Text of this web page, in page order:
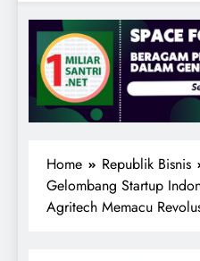
Home
Republik Bisnis
Gelombang Startup
Agritech Memacu